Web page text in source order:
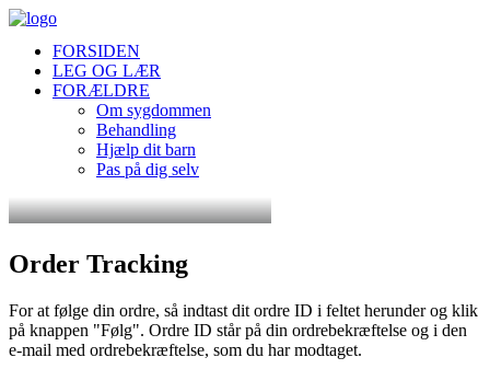
FORSIDEN
LEG OG LÆR
FORÆLDRE
Om sygdommen
Behandling
Hjælp dit barn
Pas på dig selv
Order Tracking
For at følge din ordre, så indtast dit ordre ID i feltet herunder og klik
på knappen "Følg". Ordre ID står på din ordrebekræftelse og i den
e-mail med ordrebekræftelse, som du har modtaget.